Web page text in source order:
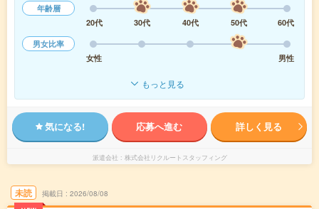
年齢層
20代
30代 40代 50代
60代
男女比率
女性
男性
もっと見る
気になる! 応募へ進む 詳しく見る
派遣会社 株式会社リクルートスタッフィング
未読 掲載日 2026/08/08